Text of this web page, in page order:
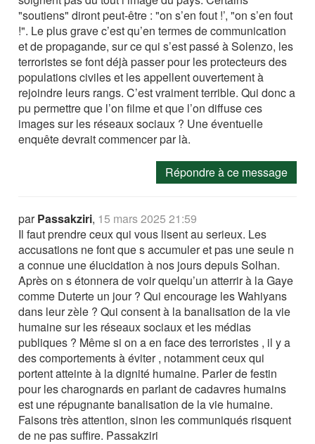
"soutiens" diront peut-être : "on s’en fout !’, "on s’en fout
!". Le plus grave c’est qu’en termes de communication
et de propagande, sur ce qui s’est passé à Solenzo, les
terroristes se font déjà passer pour les protecteurs des
populations civiles et les appellent ouvertement à
rejoindre leurs rangs. C’est vraiment terrible. Qui donc a
pu permettre que l’on filme et que l’on diffuse ces
images sur les réseaux sociaux ? Une éventuelle
enquête devrait commencer par là.
Répondre à ce message
parPassakziri, 15 mars 2025 21:59
Il faut prendre ceux qui vous lisent au serieux. Les
accusations ne font que s accumuler et pas une seule n
a connue une élucidation à nos jours depuis Solhan.
Après on s étonnera de voir quelqu’un atterrir à la Gaye
comme Duterte un jour ? Qui encourage les Wahiyans
dans leur zèle ? Qui consent à la banalisation de la vie
humaine sur les réseaux sociaux et les médias
publiques ? Même si on a en face des terroristes , il y a
des comportements à éviter , notamment ceux qui
portent atteinte à la dignité humaine. Parler de festin
pour les charognards en parlant de cadavres humains
est une répugnante banalisation de la vie humaine.
Faisons très attention, sinon les communiqués risquent
de ne pas suffire. Passakziri